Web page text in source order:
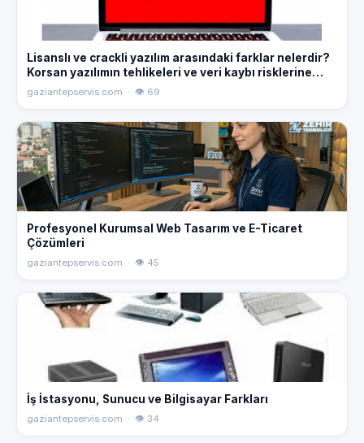
Lisanslı ve crackli yazılım arasındaki farklar nelerdir?
Korsan yazılımın tehlikeleri ve veri kaybı risklerine
karşı bilmeniz gerekenler. Gaziantep bilgisayar teknik
gaziantepservis.com · 👁 69
Profesyonel Kurumsal Web Tasarım ve E-Ticaret
Çözümleri
gaziantepservis.com · 👁 45
İş İstasyonu, Sunucu ve Bilgisayar Farkları
gaziantepservis.com · 👁 34